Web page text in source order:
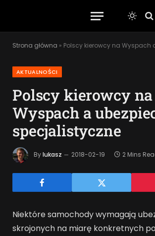
Strona główna » Polscy kierowcy na Wyspach a
AKTUALNOŚCI
Polscy kierowcy na
Wyspach a
specjalistyczne
Bylukasz 2018-02-19 2 Mins
Niektóre samochody wymagają
skrojonych na miarę konkretnych